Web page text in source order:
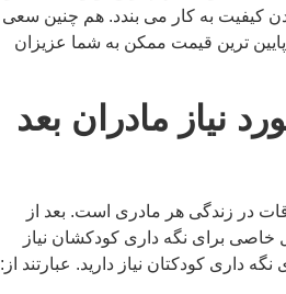
کیفیت به کار می بندد. هم چنین سعی
پایین ترین قیمت ممکن به شما عزیزان
نیاز مادران بعد
در زندگی هر مادری است. بعد از
خاصی برای نگه داری کودکشان نیاز
داری کودکتان نیاز دارید. عبارتند از: